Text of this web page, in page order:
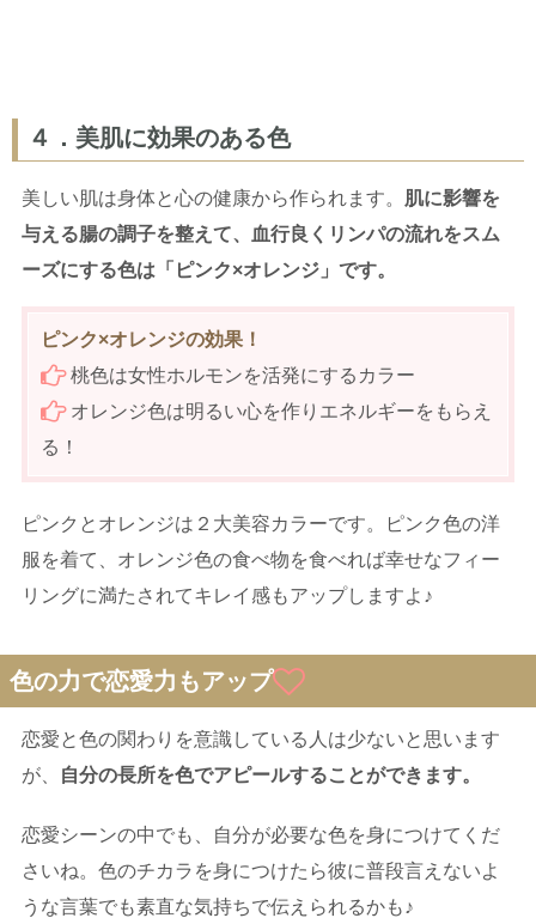
４．美肌に効果のある色
美しい肌は身体と心の健康から作られます。 肌に影響を
与える腸の調子を整えて、血行良くリンパの流れをスム
ーズにする色は「ピンク×オレンジ」です。
ピンク×オレンジの効果！
桃色は女性ホルモンを活発にするカラー
オレンジ色は明るい心を作りエネルギーをもらえ
る！
ピンクとオレンジは２大美容カラーです。ピンク色の洋
服を着て、オレンジ色の食べ物を食べれば幸せなフィー
リングに満たされてキレイ感もアップしますよ♪
色の力で恋愛力もアップ
恋愛と色の関わりを意識している人は少ないと思います
が、
自分の長所を色でアピールすることができます。
恋愛シーンの中でも、自分が必要な色を身につけてくだ
さいね。色のチカラを身につけたら彼に普段言えないよ
うな言葉でも素直な気持ちで伝えられるかも♪